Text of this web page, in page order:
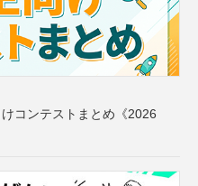
コンテストまとめ《2026